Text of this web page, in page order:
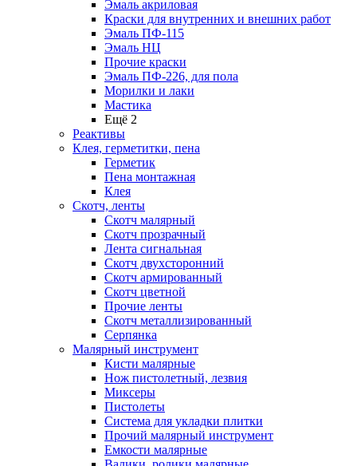
Эмаль акриловая
Краски для внутренних и внешних работ
Эмаль ПФ-115
Эмаль НЦ
Прочие краски
Эмаль ПФ-226, для пола
Морилки и лаки
Мастика
Ещё 2
Реактивы
Клея, герметитки, пена
Герметик
Пена монтажная
Клея
Скотч, ленты
Скотч малярный
Скотч прозрачный
Лента сигнальная
Скотч двухсторонний
Скотч армированный
Скотч цветной
Прочие ленты
Скотч металлизированный
Серпянка
Малярный инструмент
Кисти малярные
Нож пистолетный, лезвия
Миксеры
Пистолеты
Система для укладки плитки
Прочий малярный инструмент
Емкости малярные